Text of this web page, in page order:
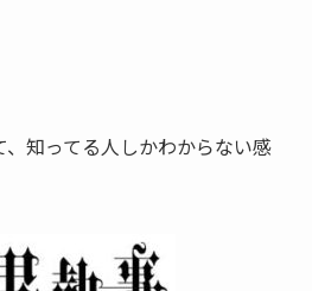
知ってる人しかわからない感